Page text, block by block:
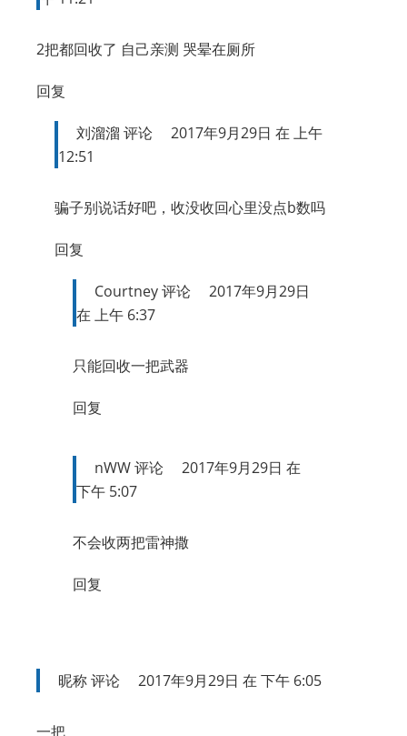
2把都回收了 自己亲测 哭晕在厕所
回复
刘溜溜 评论
2017年9月29日 在 上午
12:51
骗子别说话好吧，收没收回心里没点b数吗
回复
Courtney评论
2017年9月29日
在 上午 6:37
只能回收一把武器
回复
nWW评论
2017年9月29日 在
下午 5:07
不会收两把雷神撒
回复
昵称评论 2017年9月29日 在 下午 6:05
一把